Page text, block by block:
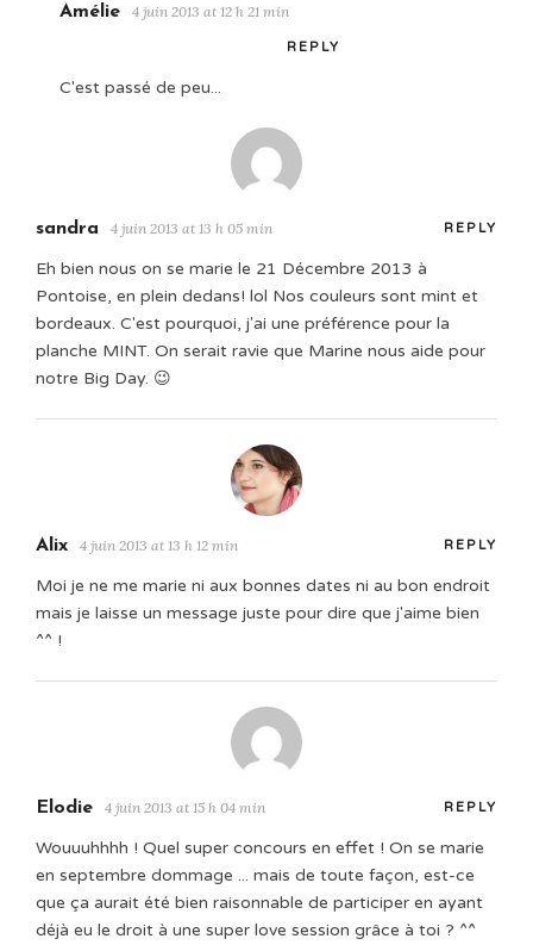
Amélie 4 juin 2013 at 12 h 21 min
REPLY
C'est passé de peu...
sandra 4 juin 2013 at 13 h 05 min REPLY
Eh bien nous on se marie le 21 Décembre 2013 à
Pontoise, en plein dedans! lol Nos couleurs sont mint et
bordeaux. C'est pourquoi, j'ai une préférence pour la
planche MINT. On serait ravie que Marine nous aide pour
notre Big Day. 😉
Alix 4 juin 2013 at 13 h 12 min REPLY
Moi je ne me marie ni aux bonnes dates ni au bon endroit
mais je laisse un message juste pour dire que j'aime bien
^^ !
Elodie 4 juin 2013 at 15 h 04 min REPLY
Wouuuhhhh ! Quel super concours en effet ! On se marie
en septembre dommage ... mais de toute façon, est-ce
que ça aurait été bien raisonnable de participer en ayant
déjà eu le droit à une super love session grâce à toi ? ^^